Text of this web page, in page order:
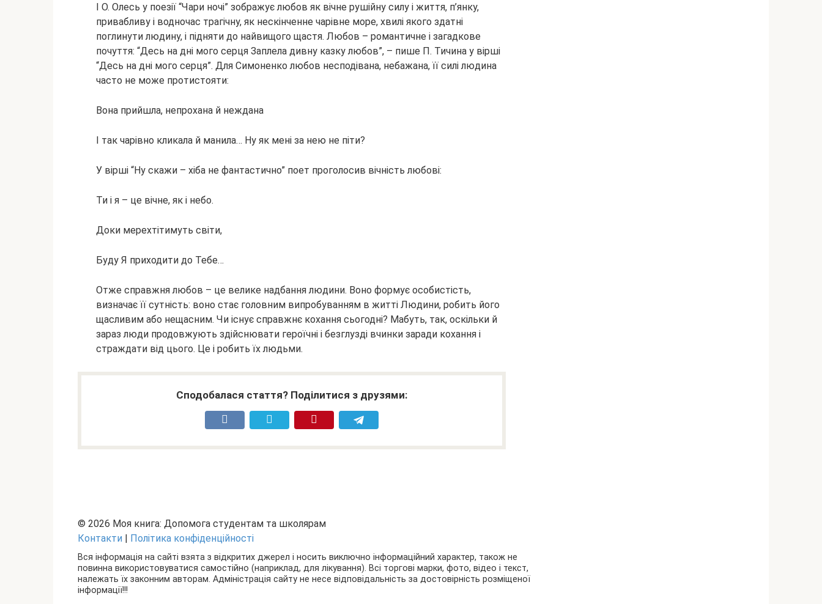
І О. Олесь у поезії “Чари ночі” зображує любов як вічне рушійну силу і життя, п’янку,
привабливу і водночас трагічну, як нескінченне чарівне море, хвилі якого здатні
поглинути людину, і підняти до найвищого щастя. Любов – романтичне і загадкове
почуття: “Десь на дні мого серця Заплела дивну казку любов”, – пише П. Тичина у вірші
“Десь на дні мого серця”. Для Симоненко любов несподівана, небажана, її силі людина
часто не може протистояти:
Вона прийшла, непрохана й неждана
І так чарівно кликала й манила… Ну як мені за нею не піти?
У вірші “Ну скажи – хіба не фантастично” поет проголосив вічність любові:
Ти і я – це вічне, як і небо.
Доки мерехтітимуть світи,
Буду Я приходити до Тебе…
Отже справжня любов – це велике надбання людини. Воно формує особистість,
визначає її сутність: воно стає головним випробуванням в житті Людини, робить його
щасливим або нещасним. Чи існує справжнє кохання сьогодні? Мабуть, так, оскільки й
зараз люди продовжують здійснювати героїчні і безглузді вчинки заради кохання і
страждати від цього. Це і робить їх людьми.
Сподобалася стаття? Поділитися з друзями:
© 2026 Моя книга: Допомога студентам та школярам
Контакти | Політика конфіденційності
Вся інформація на сайті взята з відкритих джерел і носить виключно інформаційний характер, також не
повинна використовуватися самостійно (наприклад, для лікування). Всі торгові марки, фото, відео і текст,
належать їх законним авторам. Адміністрація сайту не несе відповідальність за достовірність розміщеної
інформації!!!